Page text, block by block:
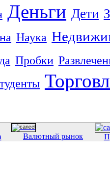
Деньги Дети
Наука
Пробки
Валютный рынок